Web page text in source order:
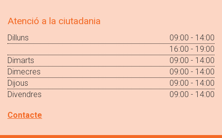
Atenció a la ciutadania
Dilluns
09:00 - 14:00
16:00 - 19:00
Dimarts
09:00 - 14:00
Dimecres
09:00 - 14:00
Dijous
09:00 - 14:00
Divendres
09:00 - 14:00
Contacte